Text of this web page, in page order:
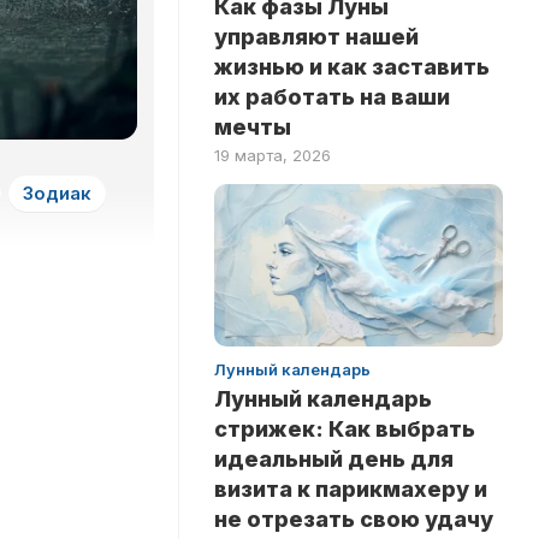
НА
ЛОГИКУ
ЛЮБОВЬ
ЭРУДИЦИЮ
ЗНАМЕНИТОСТЯМ
ЗДОРОВЬЕ
РИТУАЛЫ
Зодиак
Как фазы Луны
управляют нашей
жизнью и как заставить
их работать на ваши
мечты
19 марта, 2026
Лунный календарь
Лунный календарь
стрижек: Как выбрать
идеальный день для
визита к парикмахеру и
не отрезать свою удачу